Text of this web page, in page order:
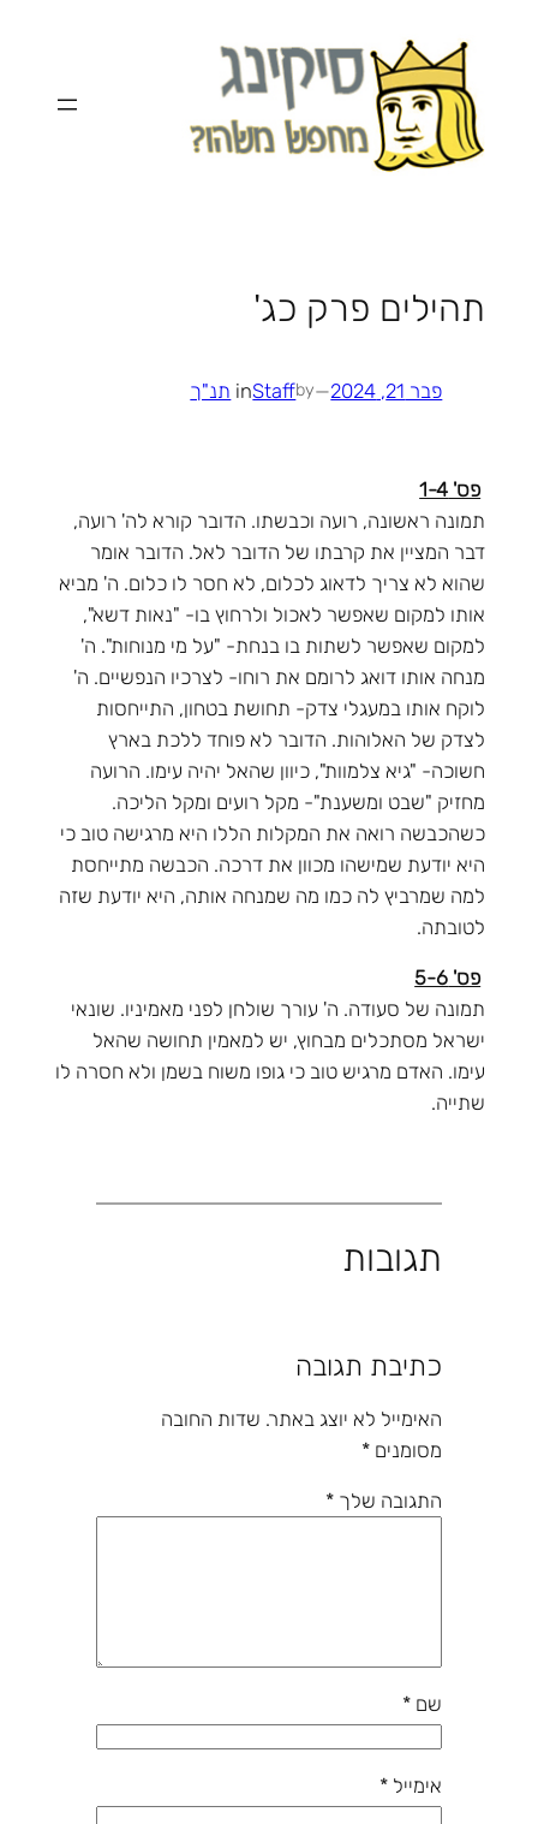
תהילים פרק כג'
פבר 21, 2024 —
by
Staff
in תנ"ך
פס' 1-4
תמונה ראשונה, רועה וכבשתו. הדובר קורא לה' רועה,
דבר המציין את קרבתו של הדובר לאל. הדובר אומר
שהוא לא צריך לדאוג לכלום, לא חסר לו כלום. ה' מביא
אותו למקום שאפשר לאכול ולרחוץ בו- "נאות דשא",
למקום שאפשר לשתות בו בנחת- "על מי מנוחות". ה'
מנחה אותו דואג לרומם את רוחו- לצרכיו הנפשיים. ה'
לוקח אותו במעגלי צדק- תחושת בטחון, התייחסות
לצדק של האלוהות. הדובר לא פוחד ללכת בארץ
חשוכה- "גיא צלמוות", כיוון שהאל יהיה עימו. הרועה
מחזיק "שבט ומשענת"- מקל רועים ומקל הליכה.
כשהכבשה רואה את המקלות הללו היא מרגישה טוב כי
היא יודעת שמישהו מכוון את דרכה. הכבשה מתייחסת
למה שמרביץ לה כמו מה שמנחה אותה, היא יודעת שזה
לטובתה.
פס' 5-6
תמונה של סעודה. ה' עורך שולחן לפני מאמיניו. שונאי
ישראל מסתכלים מבחוץ, יש למאמין תחושה שהאל
עימו. האדם מרגיש טוב כי גופו משוח בשמן ולא חסרה לו
שתייה.
תגובות
כתיבת תגובה
האימייל לא יוצג באתר. שדות החובה
מסומנים *
התגובה שלך *
שם *
אימייל *